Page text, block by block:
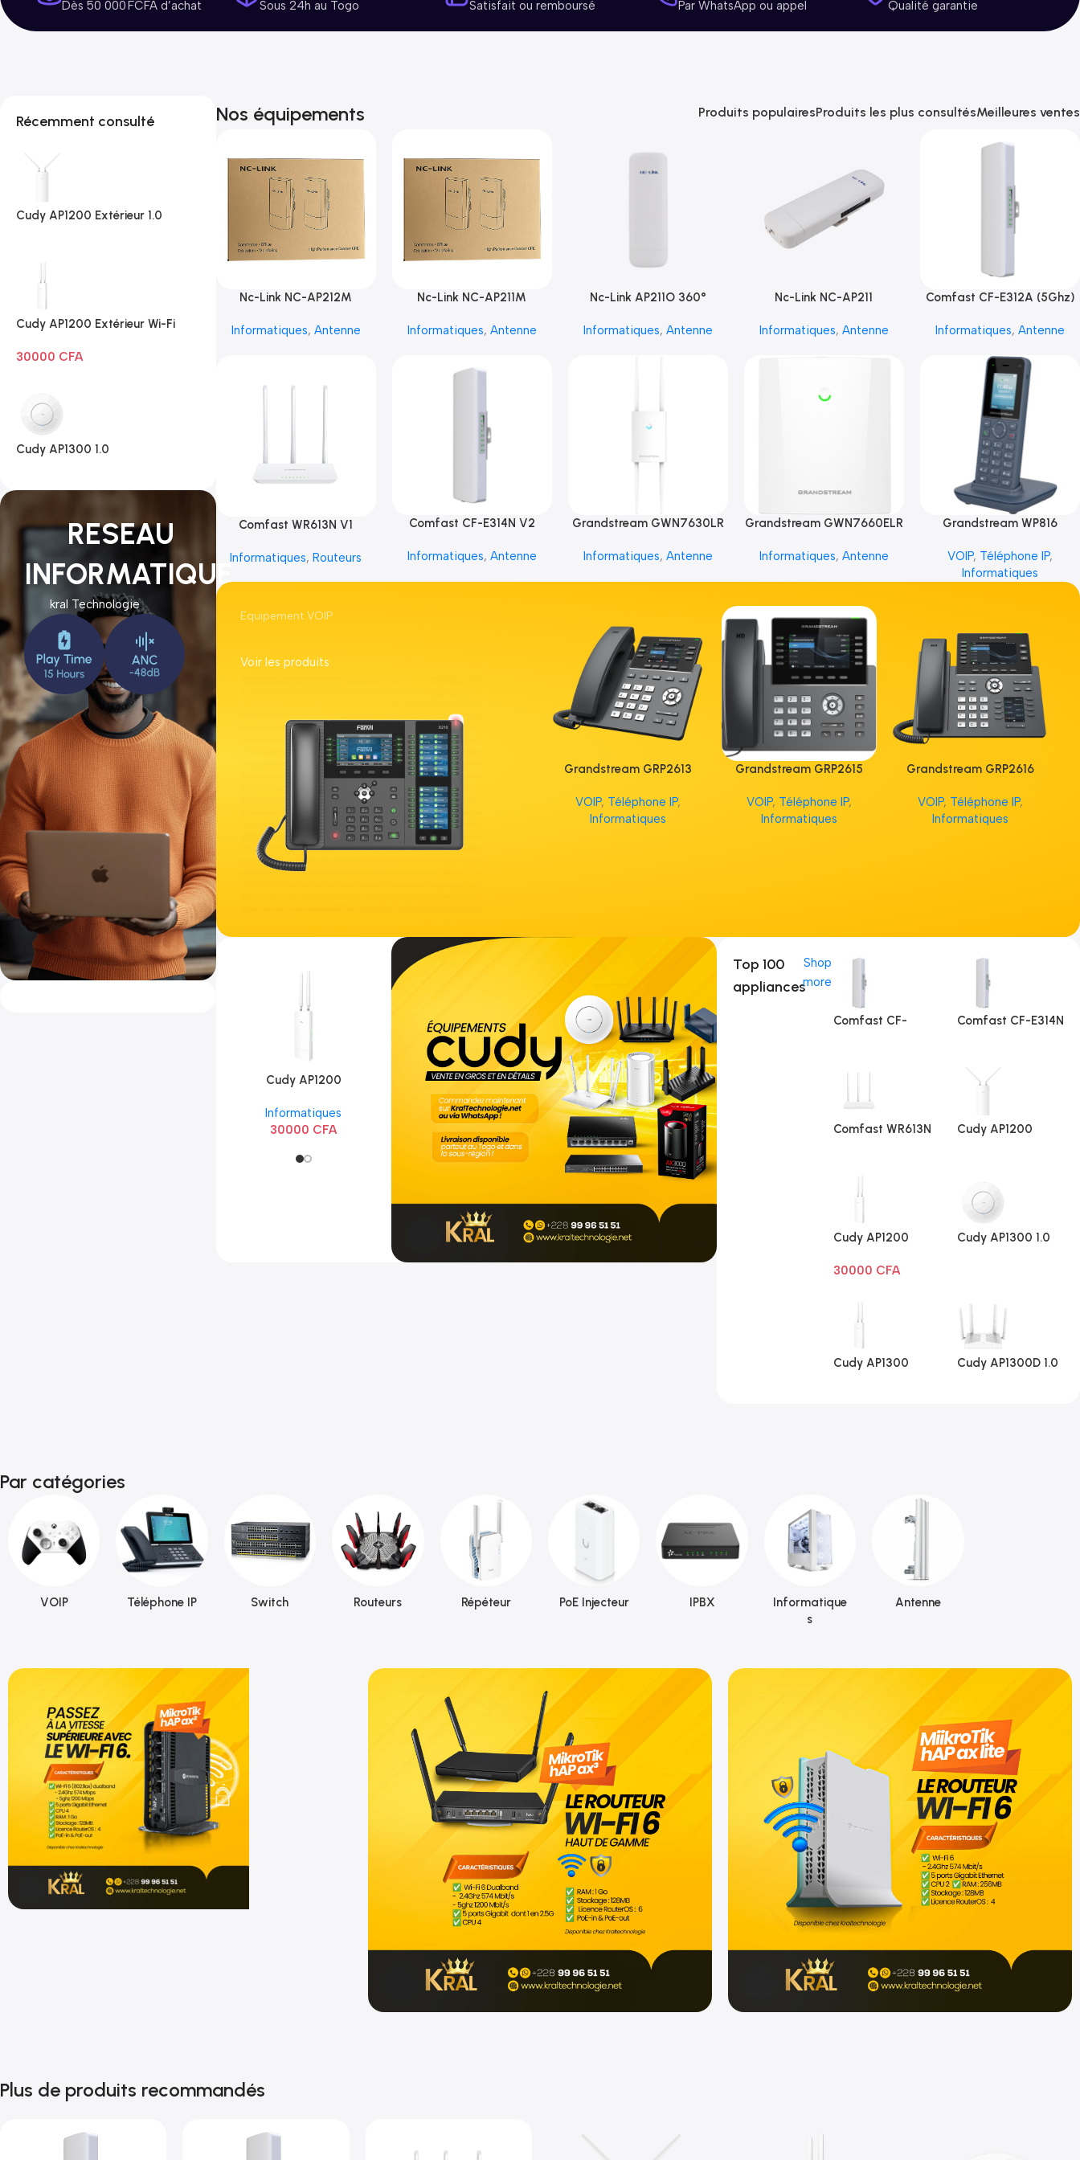
Dès 50 000 FCFA d’achat Sous 24h au Togo Satisfait ou remboursé Par WhatsApp ou appel Qualité garantie
Récemment consulté
Cudy AP1200 Extérieur 1.0
Cudy AP1200 Extérieur Wi-Fi
30000 CFA
Cudy AP1300 1.0
RESEAU
INFORMATIQUE
kral Technologie
Nos équipements Produits populairesProduits les plus consultésMeilleures ventes
Nc-Link NC-AP212M
Informatiques, Antenne
Nc-Link NC-AP211M
Informatiques, Antenne
Nc-Link AP211O 360°
Informatiques, Antenne
Nc-Link NC-AP211
Informatiques, Antenne
Comfast CF-E312A (5Ghz)
Informatiques, Antenne
Comfast WR613N V1
Informatiques,Routeurs
Comfast CF-E314N V2
Informatiques, Antenne
Grandstream GWN7630LR
Informatiques, Antenne
Grandstream GWN7660ELR
Informatiques, Antenne
Grandstream WP816
VOIP, Téléphone IP,
Informatiques
Equipement VOIP
Voir les produits
Grandstream GRP2613
VOIP, Téléphone IP,
Informatiques
Grandstream GRP2615
VOIP, Téléphone IP,
Informatiques
Grandstream GRP2616
VOIP, Téléphone IP,
Informatiques
Cudy AP1200
AC1200
Informatiques
30000 CFA
Mikrotik hap ax2
Routeurs
800CFA
Top 100
appliances
Shop
more
Comfast CF-
Comfast CF-E314N
Comfast WR613N
Cudy AP1200
Cudy AP1200
AC1200
30000 CFA
Cudy AP1300 1.0
Cudy AP1300
Cudy AP1300D 1.0
Par catégories
VOIP Téléphone IP Switch Routeurs Répéteur PoE Injecteur IPBX
Informatique
s
Antenne
Plus de produits recommandés